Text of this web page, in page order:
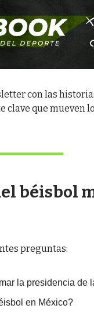
con las
clave que mueven
béisbol
preguntas:
la presidencia de
en México?